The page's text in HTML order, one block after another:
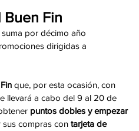
Buen Fin
suma por décimo año
dirigidas a
que, por esta ocasión, con
llevará a cabo del 9 al 20 de
puntos dobles y empezar
sus compras con tarjeta de